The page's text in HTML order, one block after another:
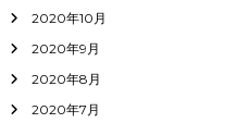
2020年10月
2020年9月
2020年8月
2020年7月